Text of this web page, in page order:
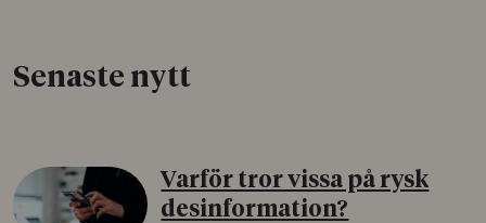
Senaste nytt
Varför tror vissa på rysk
desinformation?